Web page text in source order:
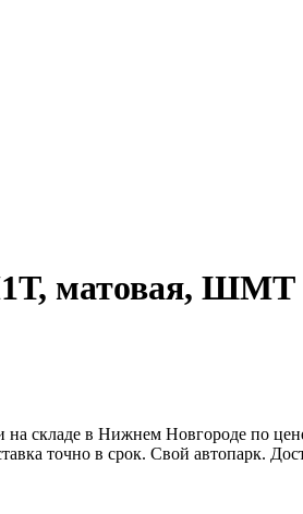
матовая, ШМТ
в Нижнем Новгороде по
точно в срок. Свой